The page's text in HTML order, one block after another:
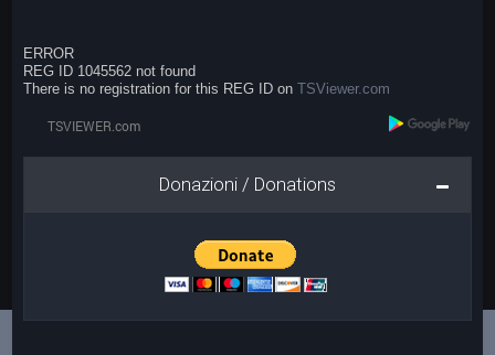
ERROR
REG ID 1045562 not found
There is no registration for this REG ID onTSViewer.com
Donazioni / Donations